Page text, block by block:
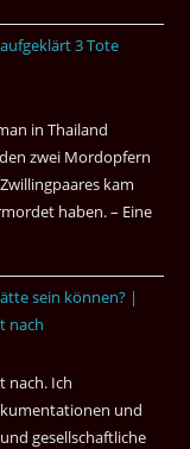
3 Tote
in Thailand
zwei Mordopfern
kam
haben. – Eine
sein können? |
nach
nach. Ich
und
gesellschaftliche